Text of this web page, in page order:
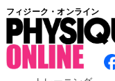
フィジーク・オンライン